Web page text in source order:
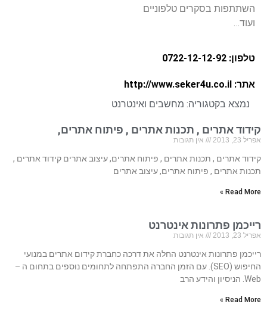
השתתפות בסקרים טלפוניים
ועוד…
טלפון: 0722-12-12-92
אתר: http://www.seker4u.co.il
נמצא בקטגוריה: מחשבים ואינטרנט
קידוד אתרים , תכנות אתרים , פיתוח אתרים,
אפריל 23, 2013 אין תגובות
קידוד אתרים , תכנות אתרים , פיתוח אתרים, עיצוב אתרים קידוד אתרים ,
תכנות אתרים , פיתוח אתרים, עיצוב אתרים
Read More »
רייכמן פתרונות אינטרנט
אפריל 23, 2013 אין תגובות
רייכמן פתרונות אינטרנט החלה את דרכה כחברת קידום אתרים במנועי
החיפוש (SEO). עם הזמן החברה התפתחה לתחומים נוספים בתחום ה –
Web. הניסיון והידע הרב
Read More »